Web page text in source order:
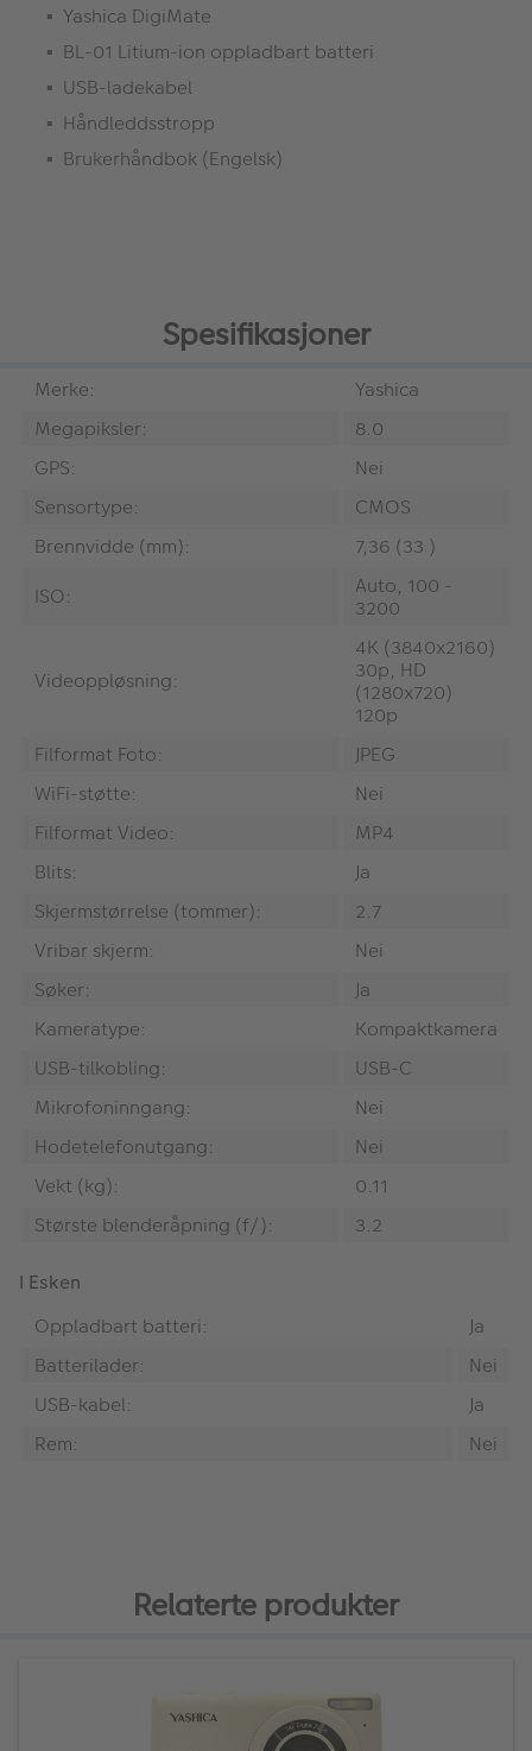
Yashica DigiMate
BL-01 Litium-ion oppladbart batteri
USB-ladekabel
Håndleddsstropp
Brukerhåndbok (Engelsk)
Spesifikasjoner
Merke:
Yashica
Megapiksler:
8.0
GPS:
Nei
Sensortype:
CMOS
Brennvidde (mm):
7,36 (33 )
ISO:
Auto, 100 -
3200
Videoppløsning:
4K (3840x2160)
30p, HD
(1280x720)
120p
Filformat Foto:
JPEG
WiFi-støtte:
Nei
Filformat Video:
MP4
Blits:
Ja
Skjermstørrelse (tommer):
2.7
Vribar skjerm:
Nei
Søker:
Ja
Kameratype:
Kompaktkamera
USB-tilkobling:
USB-C
Mikrofoninngang:
Nei
Hodetelefonutgang:
Nei
Vekt (kg):
0.11
Største blenderåpning (f/):
3.2
I Esken
Oppladbart batteri:
Ja
Batterilader:
Nei
USB-kabel:
Ja
Rem:
Nei
Relaterte produkter